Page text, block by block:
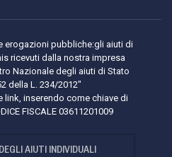
erogazioni pubbliche:gli aiuti di
ricevuti dalla nostra impresa
Nazionale degli aiuti di Stato
della L. 234/2012"
link, inserendo come chiave di
FISCALE 03611201009
AIUTI INDIVIDUALI